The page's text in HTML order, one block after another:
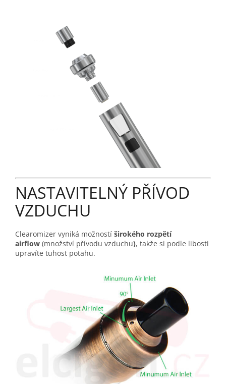
NASTAVITELNÝ PŘÍVOD
VZDUCHU
Clearomizer vyniká možností širokého rozpětí
airflow (množství přívodu vzduchu), takže si podle libosti
upravíte tuhost potahu.